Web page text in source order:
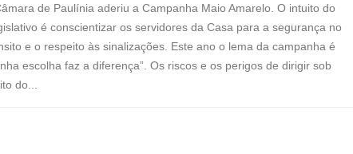
de Paulínia aderiu a Campanha Maio Amarelo. O intuito do
é conscientizar os servidores da Casa para a segurança no
e o respeito às sinalizações. Este ano o lema da campanha é
escolha faz a diferença”. Os riscos e os perigos de dirigir sob
do...